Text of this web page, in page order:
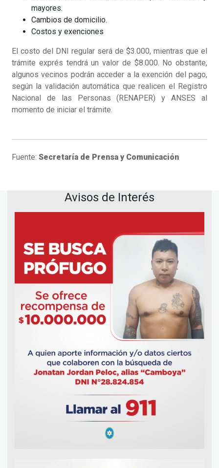
mayores.
Cambios de domicilio.
Costos y exenciones
El costo del DNI regular será de $3.000, mientras que el
trámite exprés tendrá un valor de $8.000. No obstante,
algunos vecinos podrán acceder a la exención del pago,
según la validación automática que realicen el Registro
Nacional de las Personas (RENAPER) y ANSES al
momento de iniciar el trámite.
Fuente: Secretaría de Prensa y Comunicación
Avisos de Interés